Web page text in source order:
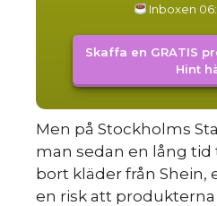
Inboxen
Skaffa en GRATIS
Hint
Men på Stockholms
man sedan en lång tid
bort kläder från Shein,
en risk att